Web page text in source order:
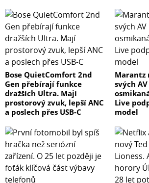
Bose QuietComfort 2nd
Gen přebírají funkce
dražších Ultra. Mají
prostorový zvuk, lepší ANC
a poslech přes USB-C
Marantz
svých
Live
model